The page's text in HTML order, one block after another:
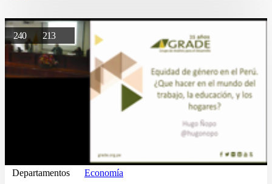
240 213
Departamentos Economía